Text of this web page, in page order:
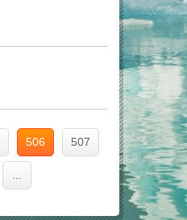
506 507